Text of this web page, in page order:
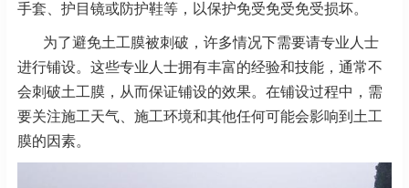
手套、护目镜或防护鞋等，以保护免受免受免受损坏。
为了避免土工膜被刺破，许多情况下需要请专业人士
进行铺设。这些专业人士拥有丰富的经验和技能，通常不
会刺破土工膜，从而保证铺设的效果。在铺设过程中，需
要关注施工天气、施工环境和其他任何可能会影响到土工
膜的因素。